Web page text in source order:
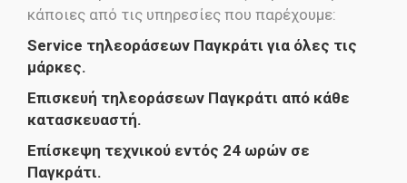
κάποιες από τις υπηρεσίες που παρέχουμε:
Service τηλεοράσεων Παγκράτι για όλες τις
μάρκες.
Επισκευή τηλεοράσεων Παγκράτι από κάθε
κατασκευαστή.
Επίσκεψη τεχνικού εντός 24 ωρών σε
Παγκράτι.